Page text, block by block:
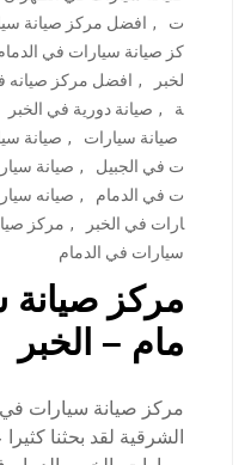
ت
, افضل مركز صيانة
كز صيانة سيارات في
لخبر
, افضل مركز صيانه
ة
, صيانة دورية في الخبر
صيانة سيارات
, صيانة
ت في الجبيل
, صيانة
ت في الدمام
, صيانه
ارات في الخبر
, مركز
سيارات في الدمام
مركز صيانة
مام – الخبر
مركز صيانة سيارات في
الشرقية لقد بحثنا